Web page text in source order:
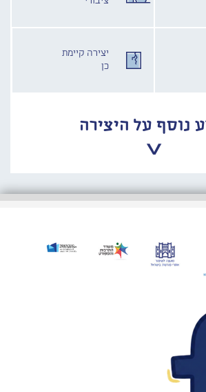
יצירה קיימת
כן
נוסף על היצירה